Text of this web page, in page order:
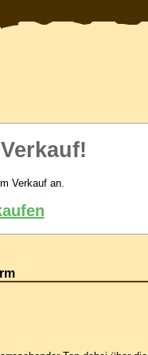
Verkauf an.